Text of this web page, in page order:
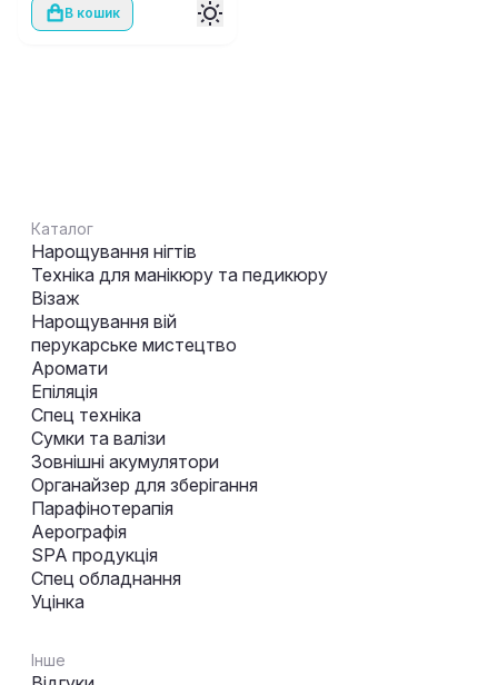
В кошик
Каталог
Нарощування нігтів
Техніка для манікюру та педикюру
Візаж
Нарощування вій
перукарське мистецтво
Аромати
Епіляція
Спец техніка
Сумки та валізи
Зовнішні акумулятори
Органайзер для зберігання
Парафінотерапія
Аерографія
SPA продукція
Спец обладнання
Уцінка
Інше